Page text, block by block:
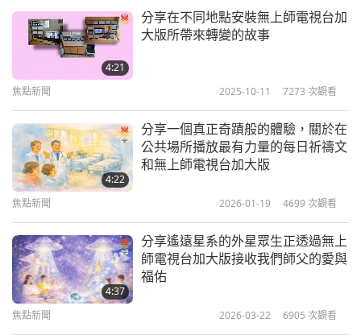
故的父親，當時他出現在我的內在體驗中，彷彿是來
幫忙的。而因為他正開著我乘坐的車，所以我請他加
速，好把那個魔鬼甩在後頭，而我也能順利回到肉
身。我打開電視，重新播放無上師電視台，好讓自己
能安然休息。從那天起，我每天都伴著無上師電視台
加大版入睡。鬼魂也不再打擾我了。
感謝師父和無上師電視台團隊提供這強大的保護工
具。全球純素主義和無上師電視台加大版都會嚇退所
有那些入侵者並淨化地球的氣氛。滿懷深深感恩！來
自秘魯的胡安娜
機敏的胡安娜，感謝您分享這段體驗，或許能幫助他
人更充分運用無上師電視台加大版所散發的最美光芒
4:21
分享在不同地點安裝無上師電視台加
大版所帶來轉變的故事
焦點新聞 2025-10-11 7273 次觀看
4:22
分享一個真正奇蹟般的體驗，關於在
公共場所播放最有力量的每日祈禱文
和無上師電視台加大版
焦點新聞 2026-01-19 4699 次觀看
4:37
分享遙遠星系的外星眾生正透過無上
師電視台加大版接收我們師父的愛與
福佑
焦點新聞 2026-03-22 6905 次觀看